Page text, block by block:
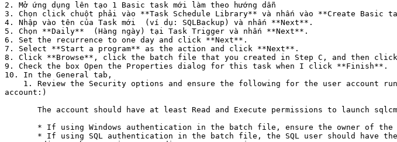
2. Mở ứng dụng lên tạo 1 Basic task mới làm theo hướng dẫn
3. Chọn click chuột phải vào **Task Schedule Library** và nhấn vào **Create Basic
4. Nhập vào tên của Task mới  (ví dụ: SQLBackup) và nhấn **Next**.
5. Chọn **Daily**  (Hàng ngày) tại Task Trigger và nhấn **Next**.
6. Set the recurrence to one day and click **Next**.
7. Select **Start a program** as the action and click **Next**.
8. Click **Browse**, click the batch file that you created in Step C, and then click
9. Check the box Open the Properties dialog for this task when I click **Finish**.
10. In the General tab,
account:)